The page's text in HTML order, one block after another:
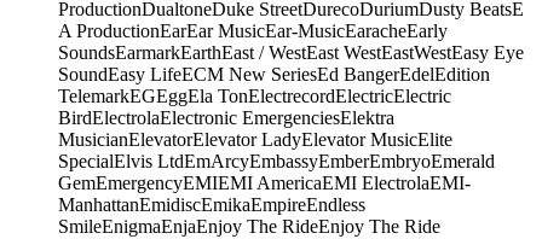
ProductionDualtoneDuke StreetDurecoDuriumDusty BeatsE
A ProductionEarEar MusicEar-MusicEaracheEarly
SoundsEarmarkEarthEast / WestEast WestEastWestEasy Eye
SoundEasy LifeECM New SeriesEd BangerEdelEdition
TelemarkEGEggEla TonElectrecordElectricElectric
BirdElectrolaElectronic EmergenciesElektra
MusicianElevatorElevator LadyElevator MusicElite
SpecialElvis LtdEmArcyEmbassyEmberEmbryoEmerald
GemEmergencyEMIEMI AmericaEMI ElectrolaEMI-
ManhattanEmidiscEmikaEmpireEndless
SmileEnigmaEnjaEnjoy The RideEnjoy The Ride